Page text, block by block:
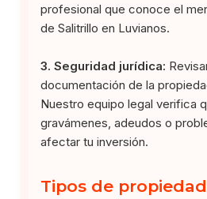
profesional que conoce el
de Salitrillo en Luvianos.
3. Seguridad jurídica:
documentación de la
Nuestro equipo legal verifica
gravámenes, adeudos o
afectar tu inversión.
Tipos de